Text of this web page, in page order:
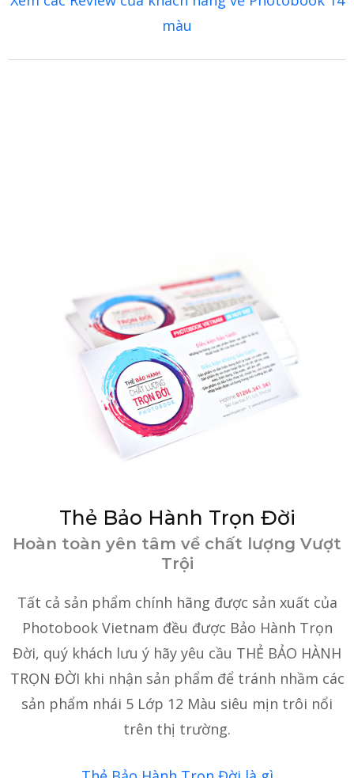
màu
Thẻ Bảo Hành Trọn Đời
Hoàn toàn yên tâm về chất lượng Vượt
Trội
Tất cả sản phẩm chính hãng được sản xuất của
Photobook Vietnam đều được Bảo Hành Trọn
Đời, quý khách lưu ý hãy yêu cầu THẺ BẢO HÀNH
TRỌN ĐỜI khi nhận sản phẩm để tránh nhầm các
sản phẩm nhái 5 Lớp 12 Màu siêu mịn trôi nổi
trên thị trường.